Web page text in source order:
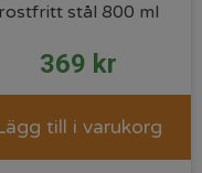
rostfritt stål 800 ml
369 kr
till i varukorg